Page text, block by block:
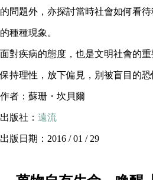
的問題外，亦探討當時社會如何看
的種種現象。
面對疾病的態度，也是文明社會的
保持理性，放下偏見，別被盲目的恐
作者：蘇珊・坎貝爾
出版社： 遠流
出版日期：2016 / 01 / 29